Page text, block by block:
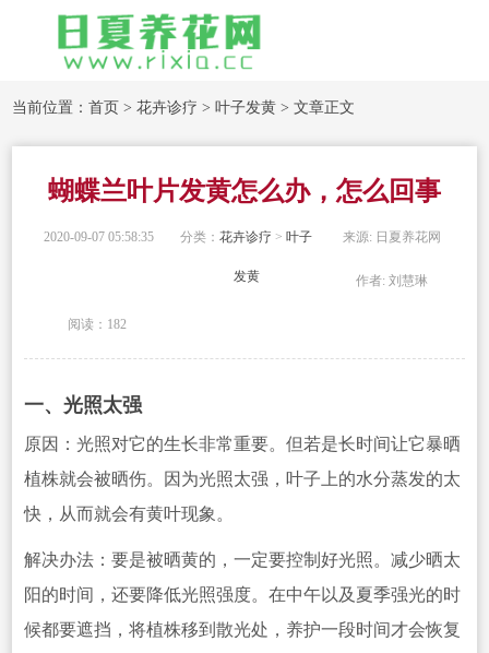
当前位置：首页 >花卉诊疗 >叶子发黄 > 文章正文
蝴蝶兰叶片发黄怎么办，怎么回事
2020-09-07 05:58:35 分类：花卉诊疗 >叶子
发黄
来源: 日夏养花网
作者: 刘慧琳
阅读：182
一、光照太强
原因：光照对它的生长非常重要。但若是长时间让它暴晒
植株就会被晒伤。因为光照太强，叶子上的水分蒸发的太
快，从而就会有黄叶现象。
解决办法：要是被晒黄的，一定要控制好光照。减少晒太
阳的时间，还要降低光照强度。在中午以及夏季强光的时
候都要遮挡，将植株移到散光处，养护一段时间才会恢复